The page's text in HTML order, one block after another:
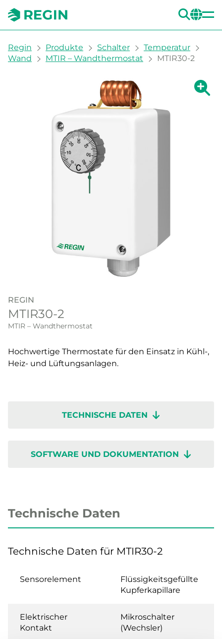
You are here:
Regin Produkte Schalter
Temperatur
Wand
MTIR – Wandthermostat MTIR30-2
Zeige
REGIN
MTIR30-2
MTIR – Wandthermostat
Hochwertige Thermostate für den Einsatz in Kühl-,
Heiz- und Lüftungsanlagen.
TECHNISCHE DATEN
SOFTWARE UND DOKUMENTATION
Technische Daten
Technische Daten für MTIR30-2
Sensorelement
Flüssigkeitsgefüllte
Kupferkapillare
Elektrischer
Kontakt
Mikroschalter
(Wechsler)